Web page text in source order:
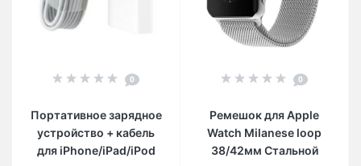
0
Портативное зарядное
устройство + кабель
для iPhone/iPad/iPod
0
Ремешок для Apple
Watch Milanese loop
38/42мм Стальной